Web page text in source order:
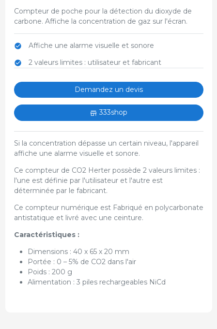
Compteur de poche pour la détection du dioxyde de
carbone. Affiche la concentration de gaz sur l'écran.
Affiche une alarme visuelle et sonore
2 valeurs limites : utilisateur et fabricant
Demandez un devis
333shop
Si la concentration dépasse un certain niveau, l'appareil
affiche une alarme visuelle et sonore.
Ce compteur de CO2 Herter possède 2 valeurs limites :
l'une est définie par l'utilisateur et l'autre est
déterminée par le fabricant.
Ce compteur numérique est Fabriqué en polycarbonate
antistatique et livré avec une ceinture.
Caractéristiques :
Dimensions : 40 x 65 x 20 mm
Portée : 0 – 5% de CO2 dans l'air
Poids : 200 g
Alimentation : 3 piles rechargeables NiCd